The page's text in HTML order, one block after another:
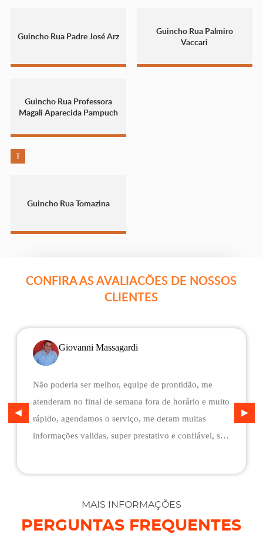
Guincho Rua Padre José Arz
Guincho Rua Palmiro
Vaccari
Guincho Rua Professora
Magali Aparecida Pampuch
T
Guincho Rua Tomazina
CONFIRA AS AVALIACÕES DE NOSSOS
CLIENTES
Giovanni Massagardi
Não poderia ser melhor, equipe de prontidão, me
atenderam no final de semana fora de horário e muito
rápido, agendamos o serviço, me deram muitas
informações validas, super prestativo e confiável, são
desviaram para uma oficina mais próximo, sem
qualquer custo na maior boa vontade.
MAIS INFORMAÇÕES
PERGUNTAS FREQUENTES